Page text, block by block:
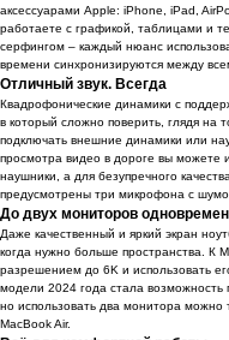
аксессуарами Apple: iPhone, iPad,
работаете с графикой, таблицами и
серфингом – каждый нюанс
времени синхронизируются между
Отличный звук. Всегда
Квадрофонические динамики c
в который сложно поверить, глядя на
подключать внешние динамики или
просмотра видео в дороге вы можете
наушники, а для безупречного
предусмотрены три микрофона с
До двух мониторов
Даже качественный и яркий экран
когда нужно больше пространства. К
разрешением до 6K и использовать
модели 2024 года стала
но использовать два монитора можно
MacBook Air.